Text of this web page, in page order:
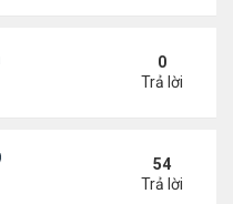
cụ bà 91 tuổi, phi tang xác
0
Trả lời
sống ra sao
54
Trả lời